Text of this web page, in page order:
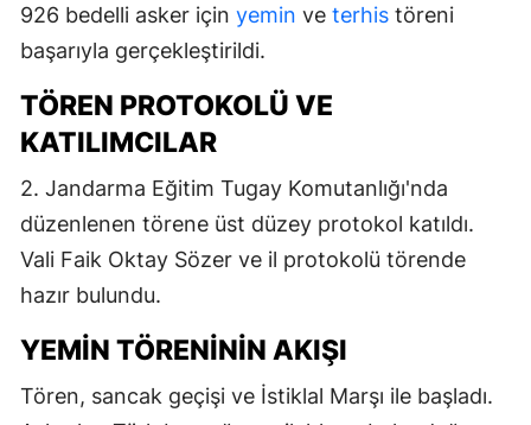
926 bedelli asker için yemin ve terhis töreni
başarıyla gerçekleştirildi.
TÖREN PROTOKOLÜ VE
KATILIMCILAR
2. Jandarma Eğitim Tugay Komutanlığı'nda
düzenlenen törene üst düzey protokol katıldı.
Vali Faik Oktay Sözer ve il protokolü törende
hazır bulundu.
YEMIN TÖRENININ AKIŞI
Tören, sancak geçişi ve İstiklal Marşı ile başladı.